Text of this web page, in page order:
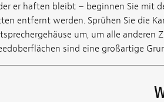
er haften bleibt – beginnen Sie mit
entfernt werden. Sprühen Sie die
um, um alle anderen
sind eine großartige